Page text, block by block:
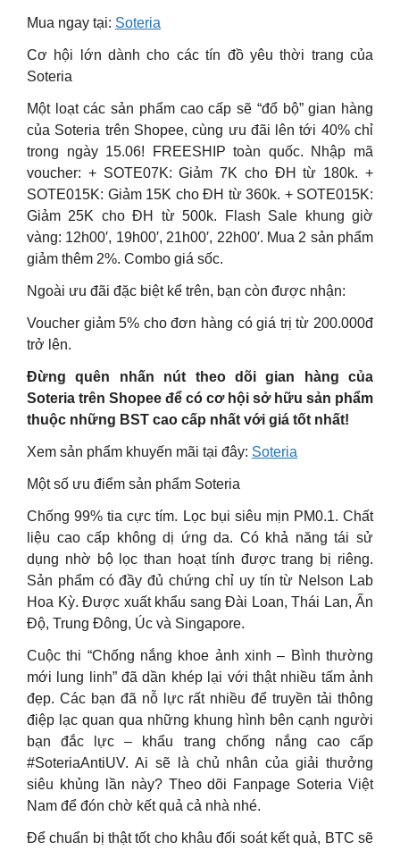
Mua ngay tại: Soteria
Cơ hội lớn dành cho các tín đồ yêu thời trang của
Soteria
Một loạt các sản phẩm cao cấp sẽ “đổ bộ” gian hàng
của Soteria trên Shopee, cùng ưu đãi lên tới 40% chỉ
trong ngày 15.06! FREESHIP toàn quốc. Nhập mã
voucher: + SOTE07K: Giảm 7K cho ĐH từ 180k. +
SOTE015K: Giảm 15K cho ĐH từ 360k. + SOTE015K:
Giảm 25K cho ĐH từ 500k. Flash Sale khung giờ
vàng: 12h00′, 19h00′, 21h00′, 22h00′. Mua 2 sản phẩm
giảm thêm 2%. Combo giá sốc.
Ngoài ưu đãi đặc biệt kể trên, bạn còn được nhận:
Voucher giảm 5% cho đơn hàng có giá trị từ 200.000đ
trở lên.
Đừng quên nhấn nút theo dõi gian hàng của
Soteria trên Shopee để có cơ hội sở hữu sản phẩm
thuộc những BST cao cấp nhất với giá tốt nhất!
Xem sản phẩm khuyến mãi tại đây: Soteria
Một số ưu điểm sản phẩm Soteria
Chống 99% tia cực tím. Lọc bụi siêu mịn PM0.1. Chất
liệu cao cấp không dị ứng da. Có khả năng tái sử
dụng nhờ bộ lọc than hoạt tính được trang bị riêng.
Sản phẩm có đầy đủ chứng chỉ uy tín từ Nelson Lab
Hoa Kỳ. Được xuất khẩu sang Đài Loan, Thái Lan, Ấn
Độ, Trung Đông, Úc và Singapore.
Cuộc thi “Chống nắng khoe ảnh xinh – Bình thường
mới lung linh” đã dần khép lại với thật nhiều tấm ảnh
đẹp. Các bạn đã nỗ lực rất nhiều để truyền tải thông
điệp lạc quan qua những khung hình bên cạnh người
bạn đắc lực – khẩu trang chống nắng cao cấp
#SoteriaAntiUV. Ai sẽ là chủ nhân của giải thưởng
siêu khủng lần này? Theo dõi Fanpage Soteria Việt
Nam để đón chờ kết quả cả nhà nhé.
Để chuẩn bị thật tốt cho khâu đối soát kết quả, BTC sẽ